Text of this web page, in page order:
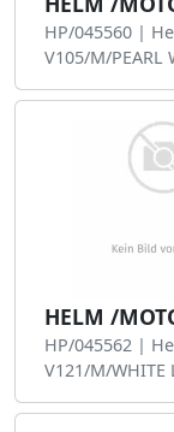
HP/045560 |
V105/M/PEARL
HELM /
HP/045562 |
V121/M/WHITE